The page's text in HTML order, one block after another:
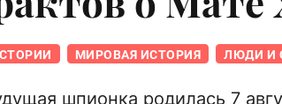
МИРОВАЯ ИСТОРИЯ ЛЮДИ И
шпионка родилась 7